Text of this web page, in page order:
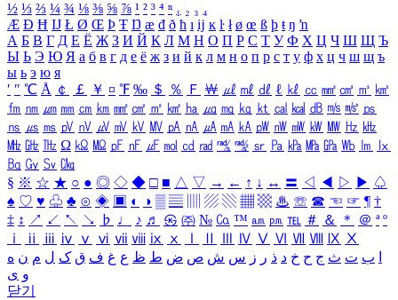
½ ⅓ ⅔ ¼ ¾ ⅛ ⅜ ⅝ ⅞ ¹ ² ³ ⁴ ⁿ ₁ ₂ ₃ ₄
Æ Ð Ħ Ĳ Ł Ø Œ Þ Ŧ Ŋ æ đ ð ħ ı ĳ ĸ ŀ ł ø œ ß þ ŧ ŋ ŉ
А Б В Г Д Е Ё Ж З И Й К Л М Н О П Р С Т У Ф Х Ц Ч Ш Щ Ъ
Ы Ь Э Ю Я а б в г д е ё ж з и й к л м н о п р с т у ф х ц ч ш щ ъ
ы ь э ю я
′ ″ ℃ Å ￠ ￡ ￥ ¤ ℉ ‰ ＄ ％ Ｆ ￦ ㎕ ㎖ ㎗ ℓ ㎘ ㏄ ㎣ ㎤ ㎥ ㎦
㎙ ㎚ ㎛ ㎜ ㎝ ㎞ ㎟ ㎠ ㎡ ㎢ ㏊ ㎍ ㎎ ㎏ ㏏ ㎈ ㎉ ㏈ ㎧ ㎨ ㎰
㎱ ㎲ ㎳ ㎴ ㎵ ㎶ ㎷ ㎸ ㎹ ㎀ ㎁ ㎂ ㎃ ㎄ ㎺ ㎻ ㎽ ㎾ ㎿ ㎐ ㎑
㎒ ㎓ ㎔ Ω ㏀ ㏁ ㎊ ㎋ ㎌ ㏖ ㏅ ㎭ ㎮ ㎯ ㏛ ㎩ ㎪ ㎫ ㎬ ㏝ ㏐
㏓
㏃ ㏉ ㏜ ㏆
§ ※ ☆ ★ ○ ● ◎ ◇ ◆ □ ■ △ ▽ → ← ↑ ↓ ↔ 〓 ◁ ◀ ▷ ▶ ♤
♠ ♡ ♥ ♧ ♣ ⊙ ◈ ▣ ◐ ◑ ▒ ▤ ▨ ▧ ▦ ▩ ♨ ☏ ☎ ☜ ☞ ¶ †
‡ ↕ ↗ ↙ ↖ ↘ ♭ ♩ ♪ ♬ ㉿ ㈜ № ㏇ ™ ㏂ ㏘ ℡ ＃ ＆ ＊ ＠ ª º
ⅰ
ⅱ ⅲ ⅳ ⅴ ⅵ ⅶ ⅷ ⅸ ⅹ Ⅳ Ⅴ Ⅵ Ⅶ Ⅷ Ⅸ Ⅹ
ب ت ث ج ح خ د ذ ر ز س ش ص ض ط ظ ع غ ف ق ک ل م ن ه
و ی
닫기